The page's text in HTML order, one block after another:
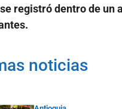
registró dentro de un
noticias